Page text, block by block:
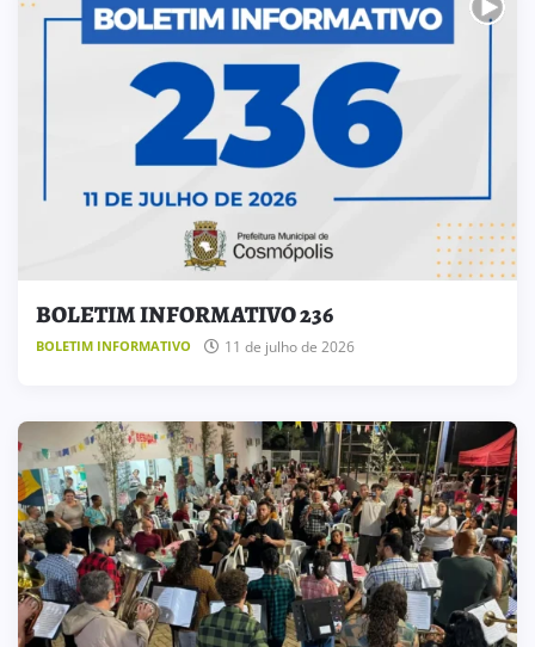
BOLETIM INFORMATIVO 236
BOLETIM INFORMATIVO 11 de julho de 2026